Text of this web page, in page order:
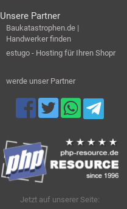
Unsere Partner
Baukatastrophen.de |
Handwerker finden
estugo - Hosting für Ihren Shopr
werde unser Partner
Jetzt auf unserer Seite: